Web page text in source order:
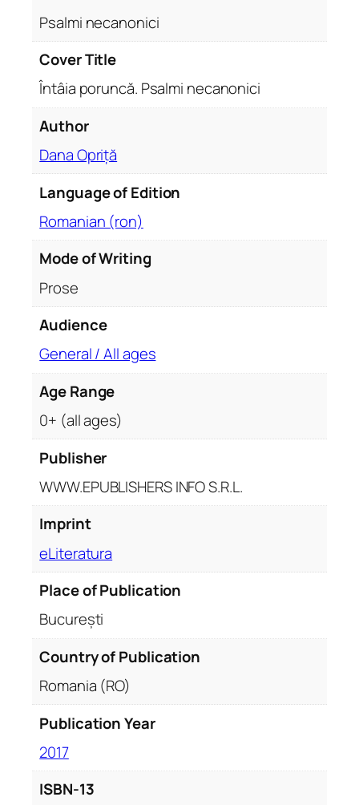
a
n
n
t
Psalmi necanonici
Cover Title
Întâia poruncă. Psalmi necanonici
Author
Dana Opriță
Language of Edition
Romanian (ron)
Mode of Writing
Prose
Audience
General / All ages
Age Range
0+ (all ages)
Publisher
WWW.EPUBLISHERS INFO S.R.L.
Imprint
eLiteratura
Place of Publication
București
Country of Publication
Romania (RO)
Publication Year
2017
ISBN-13